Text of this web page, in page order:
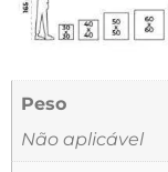
Peso
Não aplicável